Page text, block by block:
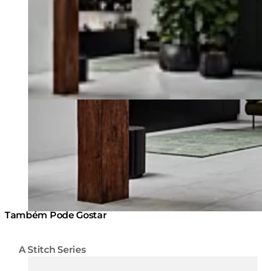
A Stitch Series
Também Pode Gostar
Cores: